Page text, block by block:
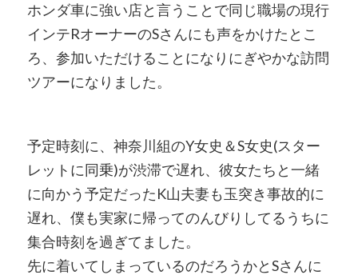
ホンダ車に強い店と言うことで同じ職場の現行
インテRオーナーのSさんにも声をかけたとこ
ろ、参加いただけることになりにぎやかな訪問
ツアーになりました。
予定時刻に、神奈川組のY女史＆S女史(スター
レットに同乗)が渋滞で遅れ、彼女たちと一緒
に向かう予定だったK山夫妻も玉突き事故的に
遅れ、僕も実家に帰ってのんびりしてるうちに
集合時刻を過ぎてました。
先に着いてしまっているのだろうかとSさんに